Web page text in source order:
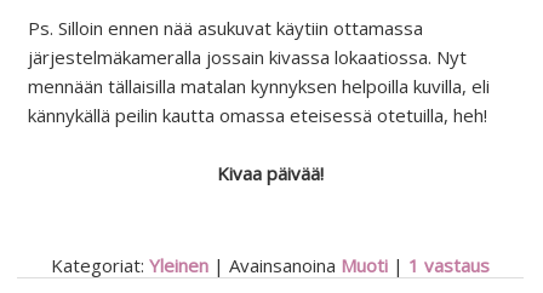
Ps. Silloin ennen nää asukuvat käytiin ottamassa
järjestelmäkameralla jossain kivassa lokaatiossa. Nyt
mennään tällaisilla matalan kynnyksen helpoilla kuvilla, eli
kännykällä peilin kautta omassa eteisessä otetuilla, heh!
Kivaa päivää!
Kategoriat: Yleinen |Avainsanoina Muoti | 1 vastaus